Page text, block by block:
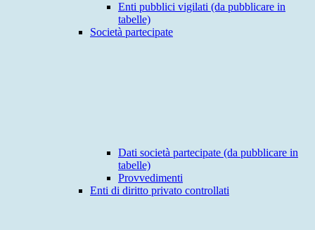
Enti pubblici vigilati (da pubblicare in
tabelle)
Società partecipate
Dati società partecipate (da pubblicare in
tabelle)
Provvedimenti
Enti di diritto privato controllati